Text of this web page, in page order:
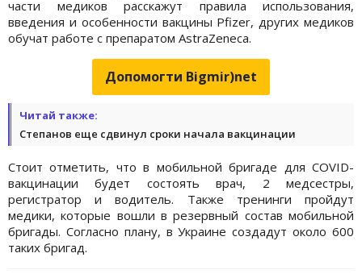
части медиков расскажут правила использования,
введения и особенности вакцины Pfizer, других медиков
обучат работе с препаратом AstraZeneca.
Допомогти Bigmir)net
Читай также:
Степанов еще сдвинул сроки начала вакцинации
Стоит отметить, что в мобильной бригаде для COVID-
вакцинации будет состоять врач, 2 медсестры,
регистратор и водитель. Также тренинги пройдут
медики, которые вошли в резервный состав мобильной
бригады. Согласно плану, в Украине создадут около 600
таких бригад.